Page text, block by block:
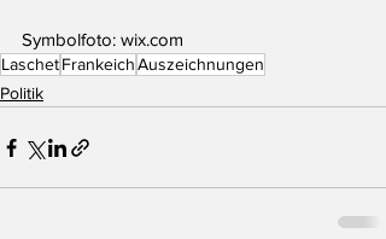
Symbolfoto: wix.com
LaschetFrankeichAuszeichnungen
Politik